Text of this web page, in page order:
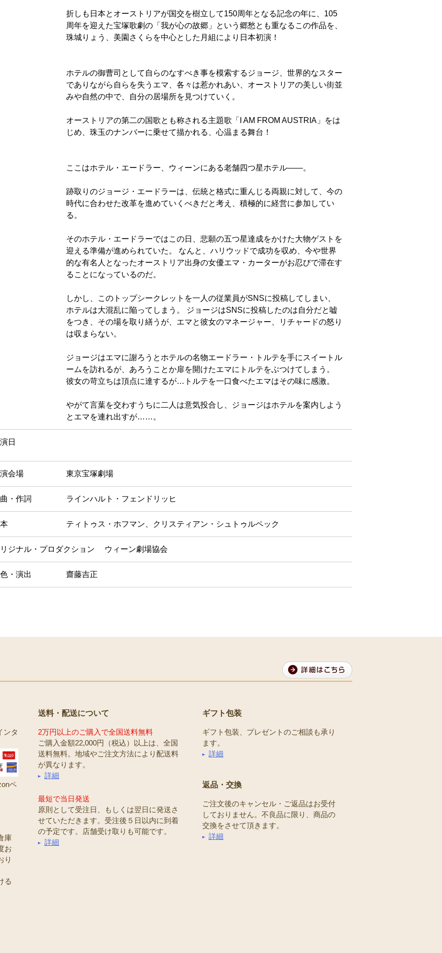
折しも日本とオーストリアが国交を樹立して150周年となる記念の年に、105
周年を迎えた宝塚歌劇の「我が心の故郷」という郷愁とも重なるこの作品を、
珠城りょう、美園さくらを中心とした月組により日本初演！
ホテルの御曹司として自らのなすべき事を模索するジョージ、世界的なスター
でありながら自らを失うエマ、各々は惹かれあい、オーストリアの美しい街並
みや自然の中で、自分の居場所を見つけていく。
オーストリアの第二の国歌とも称される主題歌「I AM FROM AUSTRIA」をは
じめ、珠玉のナンバーに乗せて描かれる、心温まる舞台！
ここはホテル・エードラー、ウィーンにある老舗四つ星ホテル――。
跡取りのジョージ・エードラーは、伝統と格式に重んじる両親に対して、今の
時代に合わせた改革を進めていくべきだと考え、積極的に経営に参加してい
る。
そのホテル・エードラーではこの日、悲願の五つ星達成をかけた大物ゲストを
迎える準備が進められていた。 なんと、ハリウッドで成功を収め、今や世界
的な有名人となったオーストリア出身の女優エマ・カーターがお忍びで滞在す
ることになっているのだ。
しかし、このトップシークレットを一人の従業員がSNSに投稿してしまい、
ホテルは大混乱に陥ってしまう。 ジョージはSNSに投稿したのは自分だと嘘
をつき、その場を取り繕うが、エマと彼女のマネージャー、リチャードの怒り
は収まらない。
ジョージはエマに謝ろうとホテルの名物エードラー・トルテを手にスイートル
ームを訪れるが、あろうことか扉を開けたエマにトルテをぶつけてしまう。
彼女の苛立ちは頂点に達するが…トルテを一口食べたエマはその味に感激。
やがて言葉を交わすうちに二人は意気投合し、ジョージはホテルを案内しよう
とエマを連れ出すが……。
日
会場 東京宝塚劇場
・作詞 ラインハルト・フェンドリッヒ
ティトゥス・ホフマン、クリスティアン・シュトゥルペック
ジナル・プロダクション ウィーン劇場協会
・演出 齋藤吉正
ンタ
ペ
庫
お
り
る
送料・配送について
2万円以上のご購入で全国送料無料
ご購入金額22,000円（税込）以上は、全国
送料無料。地域やご注文方法により配送料
が異なります。
詳細
最短で当日発送
原則として受注日、もしくは翌日に発送さ
せていただきます。受注後５日以内に到着
の予定です。店舗受け取りも可能です。
詳細
ギフト包装
ギフト包装、プレゼントのご相談も承り
ます。
詳細
返品・交換
ご注文後のキャンセル・ご返品はお受付
しておりません。不良品に限り、商品の
交換をさせて頂きます。
詳細